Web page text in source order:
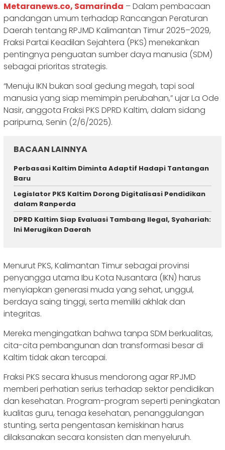
Metaranews.co, Samarinda – Dalam pembacaan
pandangan umum terhadap Rancangan Peraturan
Daerah tentang RPJMD Kalimantan Timur 2025–2029,
Fraksi Partai Keadilan Sejahtera (PKS) menekankan
pentingnya penguatan sumber daya manusia (SDM)
sebagai prioritas strategis.
“Menuju IKN bukan soal gedung megah, tapi soal
manusia yang siap memimpin perubahan,” ujar La Ode
Nasir, anggota Fraksi PKS DPRD Kaltim, dalam sidang
paripurna, Senin (2/6/2025).
BACAAN LAINNYA
Perbasasi Kaltim Diminta Adaptif Hadapi Tantangan
Baru
Legislator PKS Kaltim Dorong Digitalisasi Pendidikan
dalam Ranperda
DPRD Kaltim Siap Evaluasi Tambang Ilegal, Syahariah:
Ini Merugikan Daerah
Menurut PKS, Kalimantan Timur sebagai provinsi
penyangga utama Ibu Kota Nusantara (IKN) harus
menyiapkan generasi muda yang sehat, unggul,
berdaya saing tinggi, serta memiliki akhlak dan
integritas.
Mereka mengingatkan bahwa tanpa SDM berkualitas,
cita-cita pembangunan dan transformasi besar di
Kaltim tidak akan tercapai.
Fraksi PKS secara khusus mendorong agar RPJMD
memberi perhatian serius terhadap sektor pendidikan
dan kesehatan. Program-program seperti peningkatan
kualitas guru, tenaga kesehatan, penanggulangan
stunting, serta pengentasan kemiskinan harus
dilaksanakan secara konsisten dan menyeluruh.